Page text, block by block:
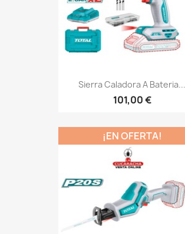
Sierra Caladora A Bateria...
101,00 €
¡EN OFERTA!